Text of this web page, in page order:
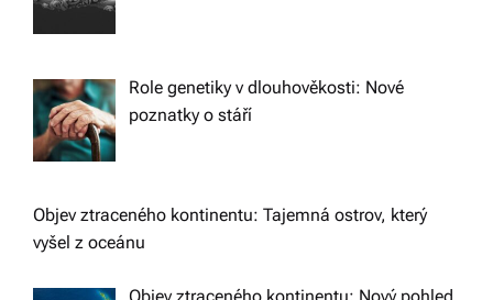
Role genetiky v dlouhověkosti: Nové
poznatky o stáří
Objev ztraceného kontinentu: Tajemná ostrov, který
vyšel z oceánu